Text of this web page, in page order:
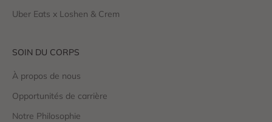
Uber Eats x Loshen & Crem
SOIN DU CORPS
À propos de nous
Opportunités de carrière
Notre Philosophie